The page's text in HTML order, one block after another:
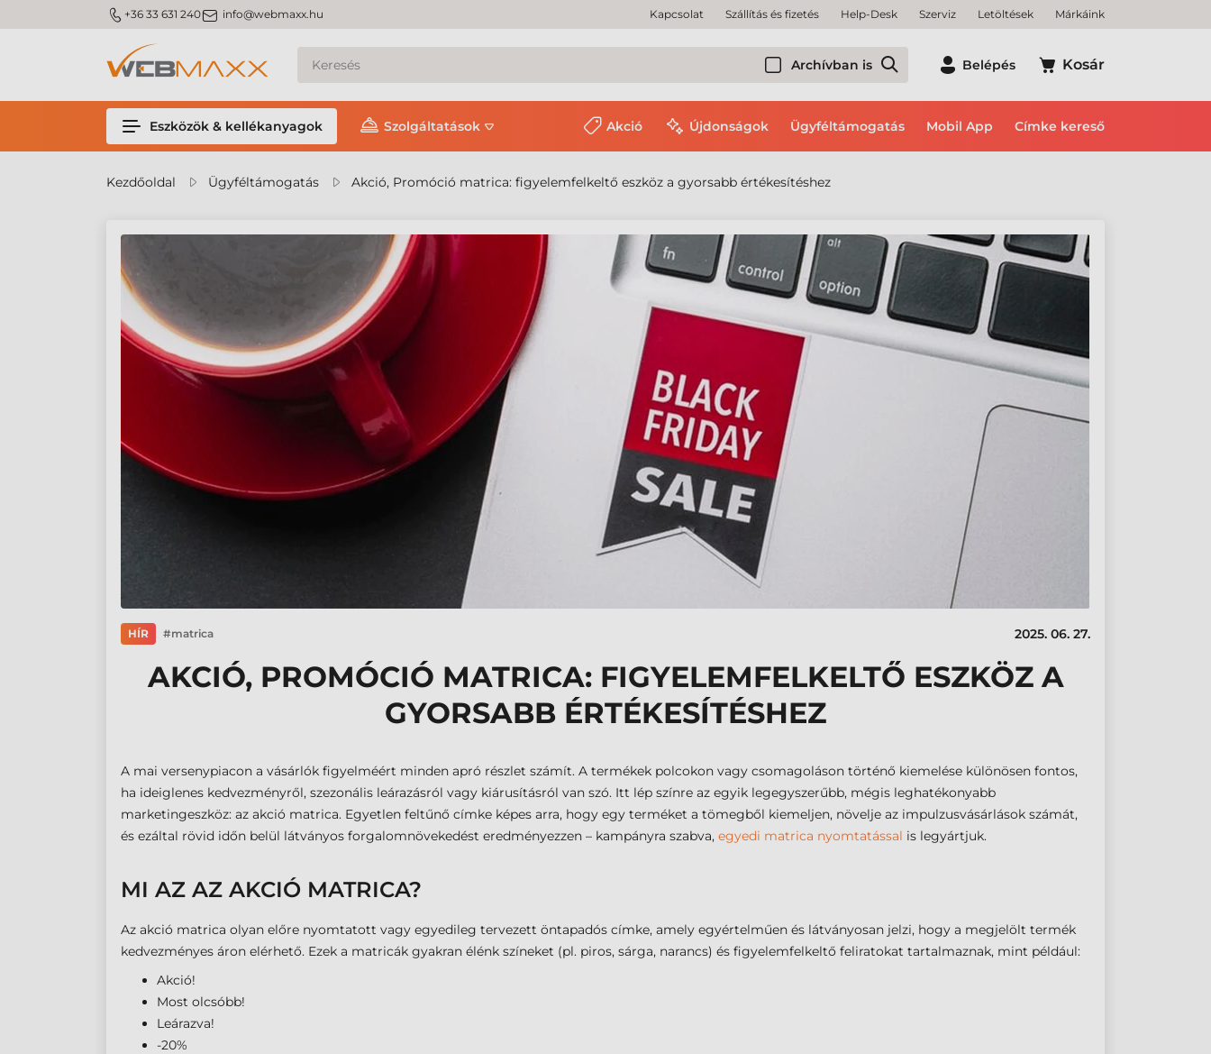
m_phone +36 33 631 240m_email info@webmaxx.hu Kapcsolat Szállítás és fizetés Help-Desk Szerviz Letöltések Márkáink
Archívban is Belépés Kosár
Eszközök & kellékanyagok Szolgáltatások Akció Újdonságok Ügyféltámogatás Mobil App Címke kereső
Kezdőoldal Ügyféltámogatás Akció, Promóció matrica: figyelemfelkeltő eszköz a gyorsabb értékesítéshez
HÍR matrica 2025. 06. 27.
AKCIÓ, PROMÓCIÓ MATRICA: FIGYELEMFELKELTŐ ESZKÖZ A
GYORSABB ÉRTÉKESÍTÉSHEZ
A mai versenypiacon a vásárlók figyelméért minden apró részlet számít. A termékek polcokon vagy csomagoláson történő kiemelése különösen fontos,
ha ideiglenes kedvezményről, szezonális leárazásról vagy kiárusításról van szó. Itt lép színre az egyik legegyszerűbb, mégis leghatékonyabb
marketingeszköz: az akció matrica. Egyetlen feltűnő címke képes arra, hogy egy terméket a tömegből kiemeljen, növelje az impulzusvásárlások számát,
és ezáltal rövid időn belül látványos forgalomnövekedést eredményezzen – kampányra szabva, egyedi matrica nyomtatással is legyártjuk.
MI AZ AZ AKCIÓ MATRICA?
Az akció matrica olyan előre nyomtatott vagy egyedileg tervezett öntapadós címke, amely egyértelműen és látványosan jelzi, hogy a megjelölt termék
kedvezményes áron elérhető. Ezek a matricák gyakran élénk színeket (pl. piros, sárga, narancs) és figyelemfelkeltő feliratokat tartalmaznak, mint például:
Akció!
Most olcsóbb!
Leárazva!
-20%